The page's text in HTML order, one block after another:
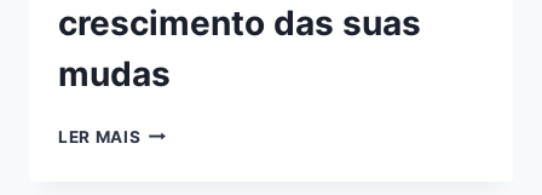
crescimento das suas
mudas
LER MAIS BERÇÁRIO